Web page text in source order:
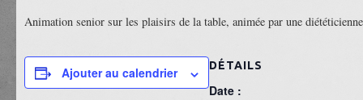
Animation senior sur les plaisirs de la table, animée par une
Ajouter au calendrier DÉTAILS
Date :